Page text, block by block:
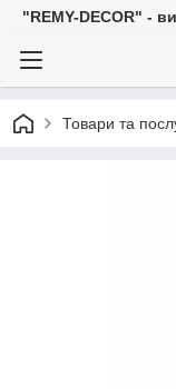
"REMY-DECOR" -
Товари та